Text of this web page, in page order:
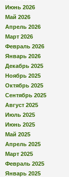
Июнь 2026
Май 2026
Апрель 2026
Март 2026
Февраль 2026
Январь 2026
Декабрь 2025
Ноябрь 2025
Октябрь 2025
Сентябрь 2025
Август 2025
Июль 2025
Июнь 2025
Май 2025
Апрель 2025
Март 2025
Февраль 2025
Январь 2025